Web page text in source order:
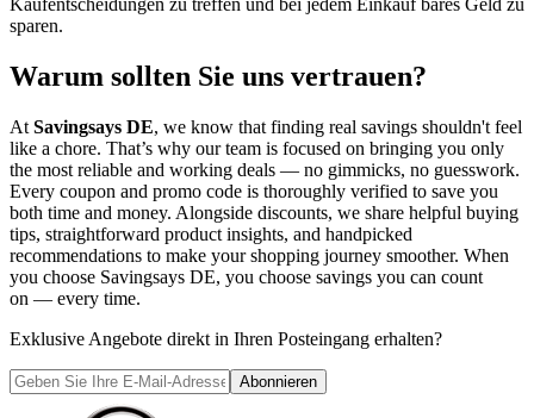
sparen.
Warum sollten Sie uns vertrauen?
At Savingsays DE, we know that finding real savings shouldn't feel
like a chore. That’s why our team is focused on bringing you only
the most reliable and working deals — no gimmicks, no guesswork.
Every coupon and promo code is thoroughly verified to save you
both time and money. Alongside discounts, we share helpful buying
tips, straightforward product insights, and handpicked
recommendations to make your shopping journey smoother. When
you choose Savingsays DE, you choose savings you can count
on — every time.
Exklusive Angebote direkt in Ihren Posteingang erhalten?
Abonnieren